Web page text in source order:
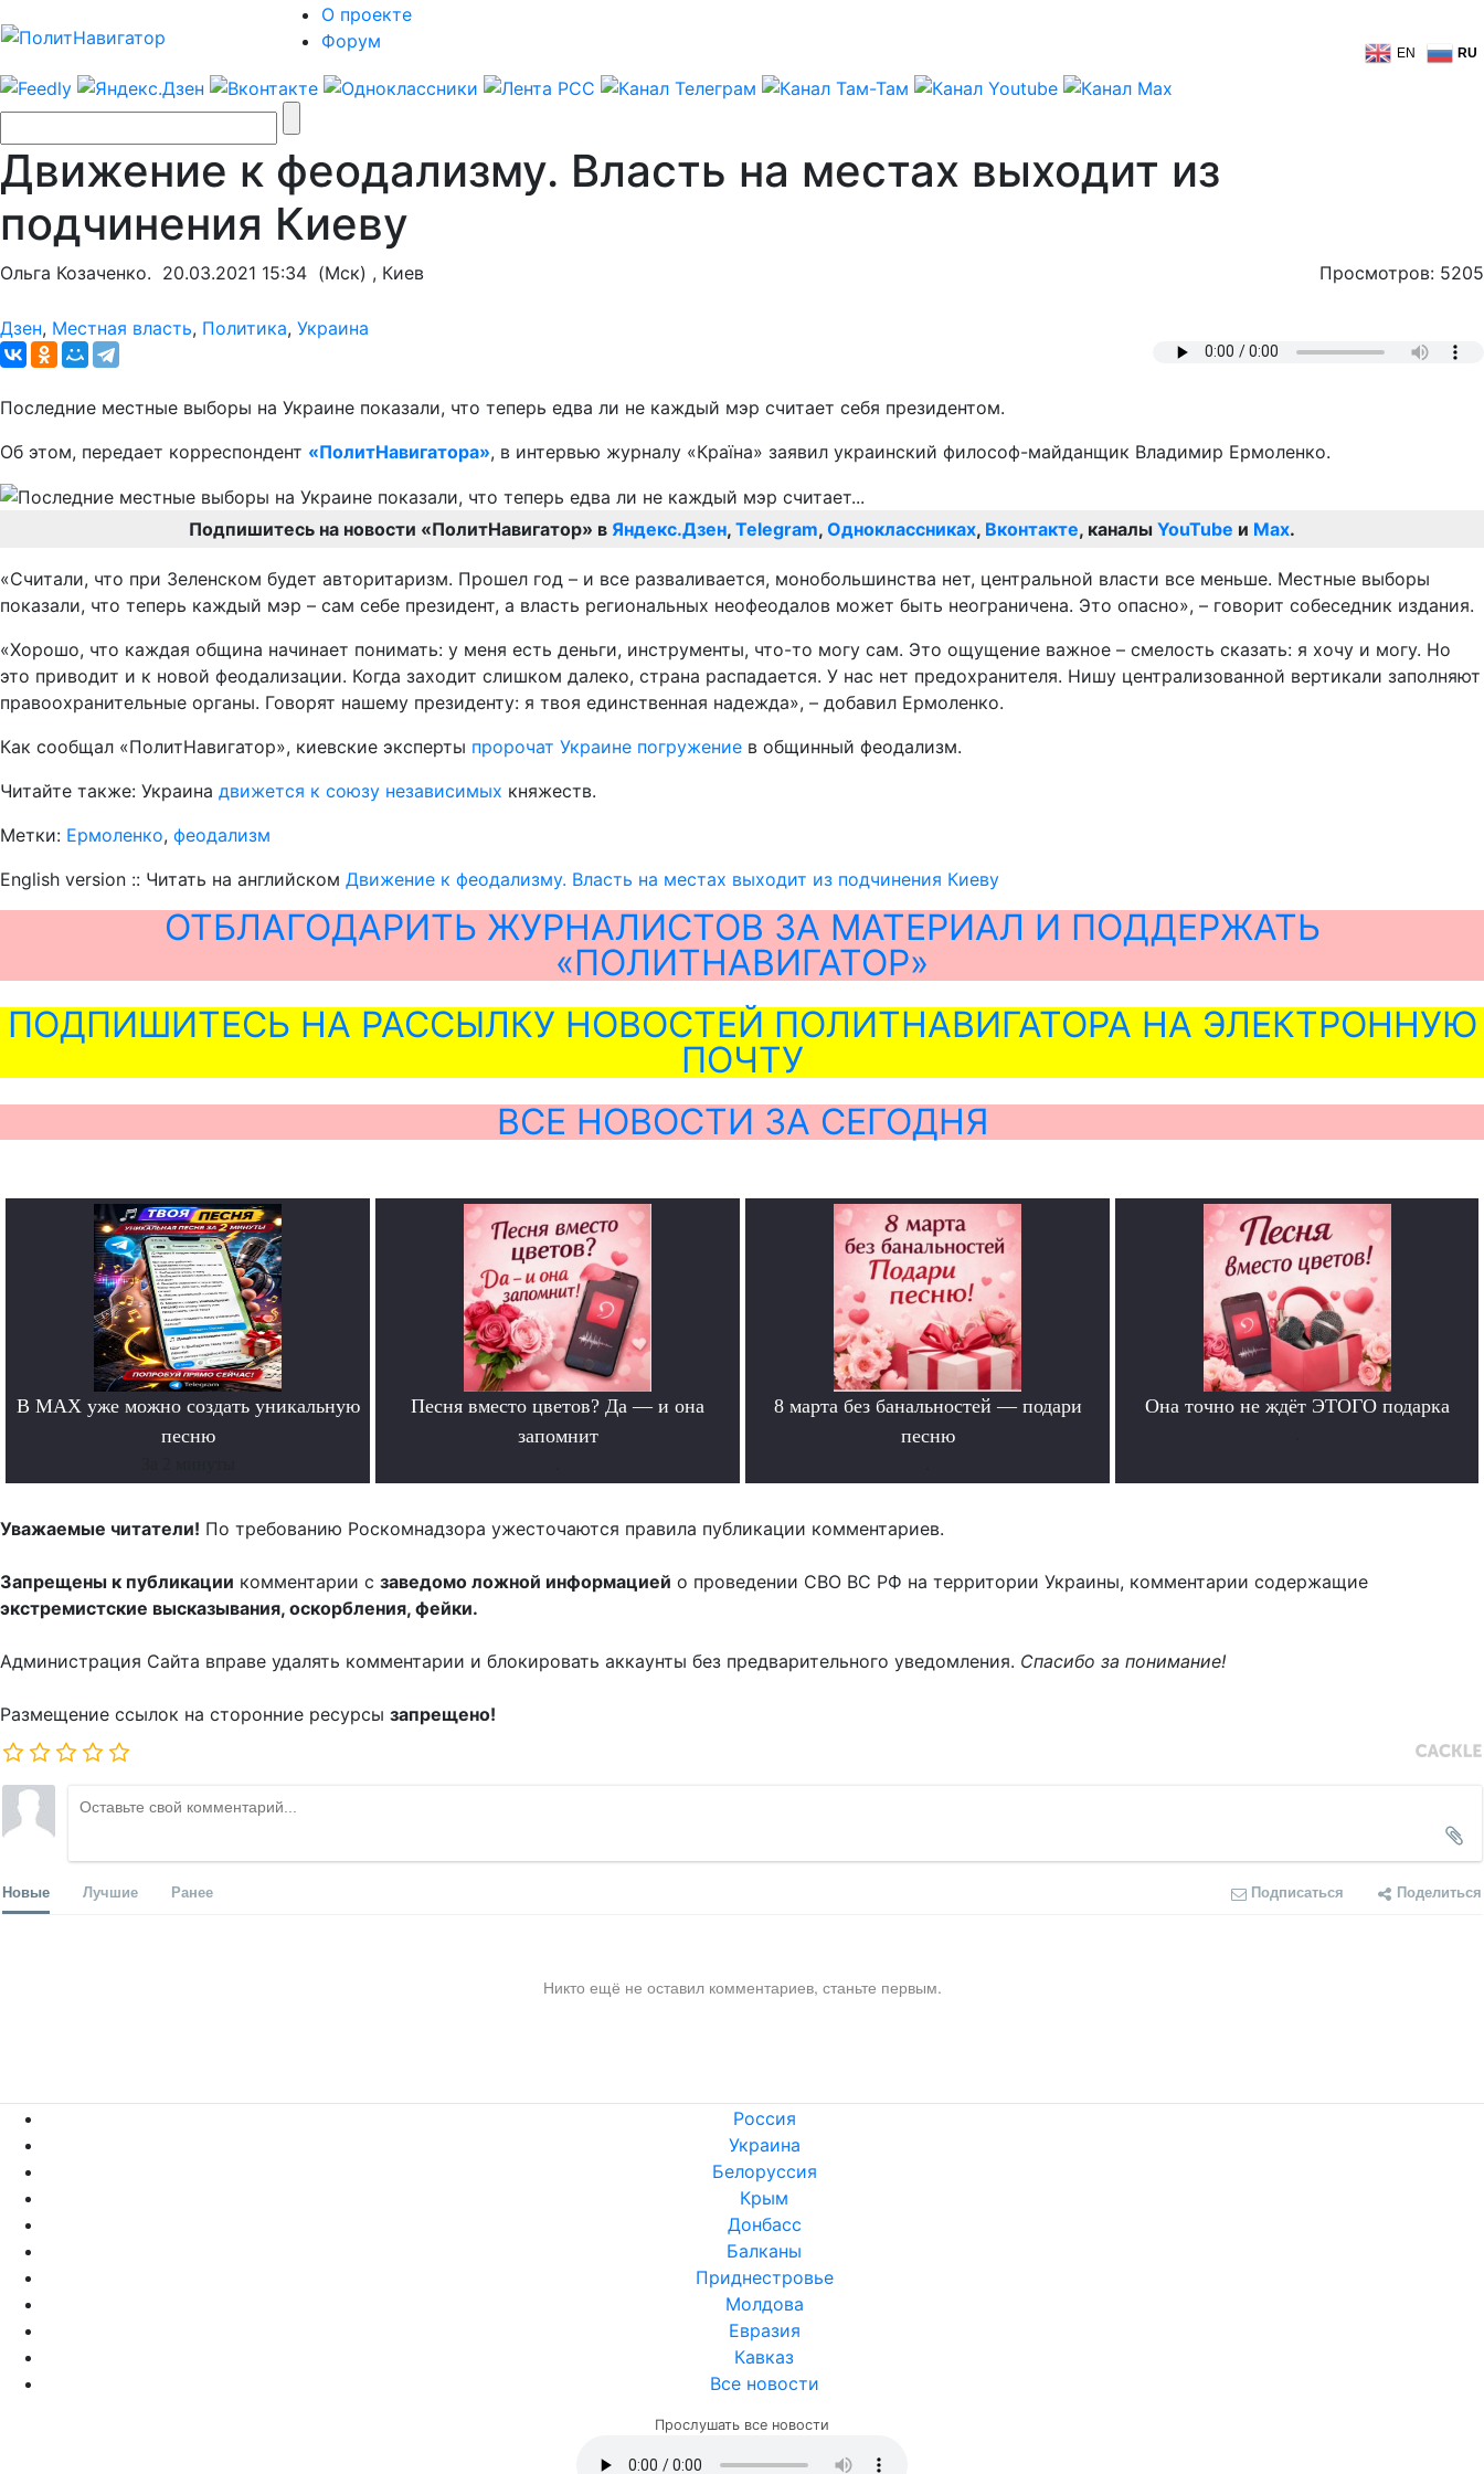
О проекте
Форум
EN RU
Движение к феодализму. Власть на местах выходит из
подчинения Киеву
Ольга Козаченко. 20.03.2021 15:34 (Мск) , Киев Просмотров: 5205
Дзен, Местная власть, Политика, Украина
Последние местные выборы на Украине показали, что теперь едва ли не каждый мэр считает себя президентом.
Об этом, передает корреспондент «ПолитНавигатора», в интервью журналу «Країна» заявил украинский философ-майданщик Владимир Ермоленко.
Подпишитесь на новости «ПолитНавигатор» в Яндекс.Дзен, Telegram, Одноклассниках, Вконтакте, каналы YouTube и Max.
«Считали, что при Зеленском будет авторитаризм. Прошел год – и все разваливается, монобольшинства нет, центральной власти все меньше. Местные выборы
показали, что теперь каждый мэр – сам себе президент, а власть региональных неофеодалов может быть неограничена. Это опасно», – говорит собеседник издания.
«Хорошо, что каждая община начинает понимать: у меня есть деньги, инструменты, что-то могу сам. Это ощущение важное – смелость сказать: я хочу и могу. Но
это приводит и к новой феодализации. Когда заходит слишком далеко, страна распадается. У нас нет предохранителя. Нишу централизованной вертикали заполняют
правоохранительные органы. Говорят нашему президенту: я твоя единственная надежда», – добавил Ермоленко.
Как сообщал «ПолитНавигатор», киевские эксперты пророчат Украине погружение в общинный феодализм.
Читайте также: Украина движется к союзу независимых княжеств.
Метки: Ермоленко, феодализм
English version :: Читать на английском Движение к феодализму. Власть на местах выходит из подчинения Киеву
ОТБЛАГОДАРИТЬ ЖУРНАЛИСТОВ ЗА МАТЕРИАЛ И ПОДДЕРЖАТЬ
«ПОЛИТНАВИГАТОР»
ПОДПИШИТЕСЬ НА РАССЫЛКУ НОВОСТЕЙ ПОЛИТНАВИГАТОРА НА ЭЛЕКТРОННУЮ
ПОЧТУ
ВСЕ НОВОСТИ ЗА СЕГОДНЯ
В MAX уже можно создать уникальную
песню
Песня вместо цветов? Да — и она
запомнит
8 марта без банальностей — подари
песню
Она точно не ждёт ЭТОГО подарка
Уважаемые читатели! По требованию Роскомнадзора ужесточаются правила публикации комментариев.
Запрещены к публикации комментарии с заведомо ложной информацией о проведении СВО ВС РФ на территории Украины, комментарии содержащие
экстремистские высказывания, оскорбления, фейки.
Администрация Сайта вправе удалять комментарии и блокировать аккаунты без предварительного уведомления. Спасибо за понимание!
Размещение ссылок на сторонние ресурсы запрещено!
Новые Лучшие Ранее Подписаться Поделиться
Никто ещё не оставил комментариев, станьте первым.
Россия
Украина
Белоруссия
Крым
Донбасс
Балканы
Приднестровье
Молдова
Евразия
Кавказ
Все новости
Прослушать все новости